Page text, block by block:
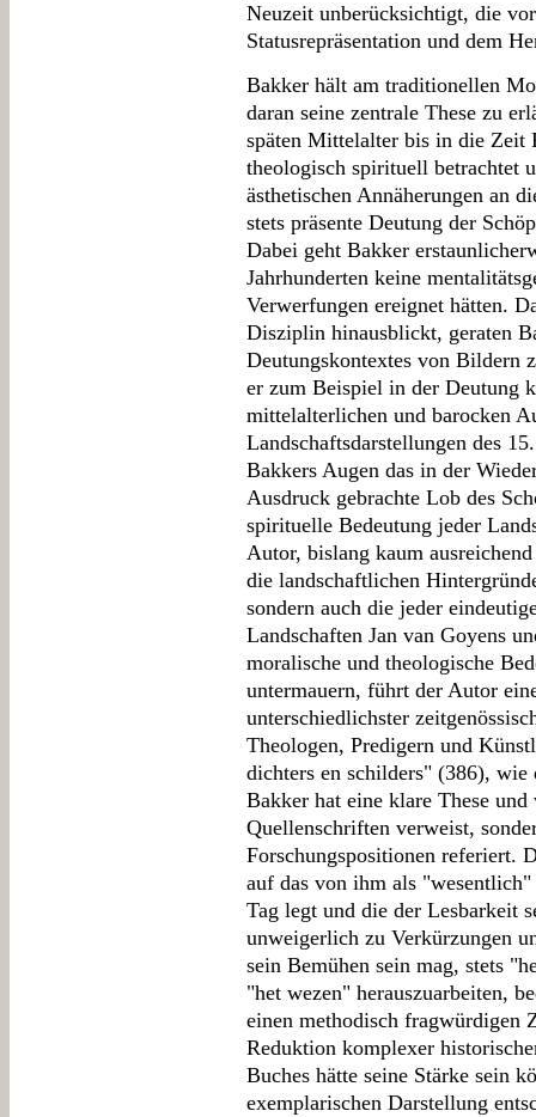
Neuzeit unberücksichtigt, die
Statusrepräsentation und dem
Bakker hält am traditionellen
daran seine zentrale These zu
späten Mittelalter bis in die Zeit
theologisch spirituell betrachtet
ästhetischen Annäherungen an
stets präsente Deutung der
Dabei geht Bakker
Jahrhunderten keine
Verwerfungen ereignet hätten.
Disziplin hinausblickt, geraten
Deutungskontextes von Bildern
er zum Beispiel in der Deutung
mittelalterlichen und barocken
Landschaftsdarstellungen des
Bakkers Augen das in der
Ausdruck gebrachte Lob des
spirituelle Bedeutung jeder
Autor, bislang kaum
die landschaftlichen
sondern auch die jeder
Landschaften Jan van Goyens
moralische und theologische
untermauern, führt der Autor
unterschiedlichster
Theologen, Predigern und
dichters en schilders" (386), wie
Bakker hat eine klare These
Quellenschriften verweist,
Forschungspositionen referiert.
auf das von ihm als
Tag legt und die der Lesbarkeit
unweigerlich zu Verkürzungen
sein Bemühen sein mag, stets
"het wezen" herauszuarbeiten,
einen methodisch fragwürdigen
Reduktion komplexer
Buches hätte seine Stärke sein
exemplarischen Darstellung